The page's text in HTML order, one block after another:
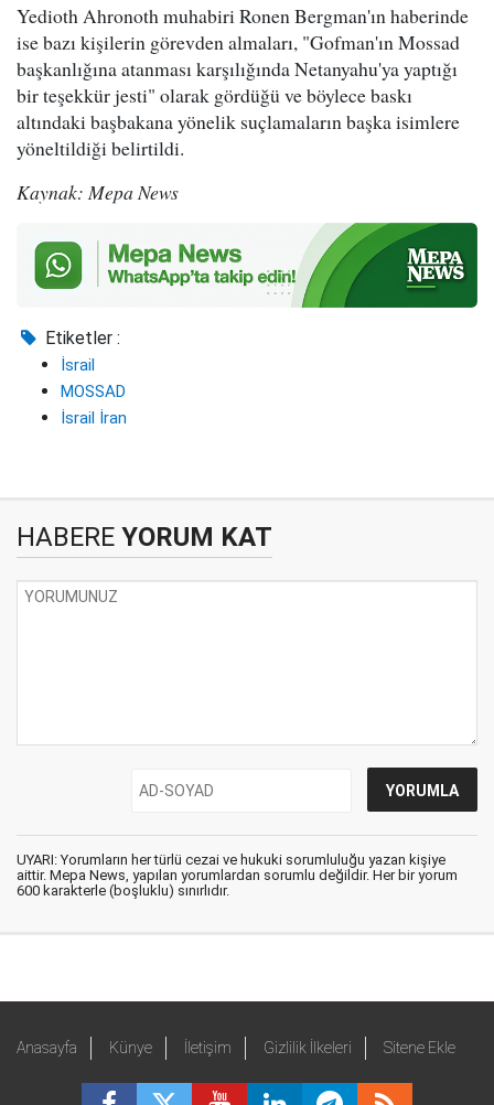
Yedioth Ahronoth muhabiri Ronen Bergman'ın haberinde
ise bazı kişilerin görevden almaları, "Gofman'ın Mossad
başkanlığına atanması karşılığında Netanyahu'ya yaptığı
bir teşekkür jesti" olarak gördüğü ve böylece baskı
altındaki başbakana yönelik suçlamaların başka isimlere
yöneltildiği belirtildi.
Kaynak: Mepa News
Etiketler :
İsrail
MOSSAD
İsrail İran
HABERE YORUM KAT
UYARI: Yorumların her türlü cezai ve hukuki sorumluluğu yazan kişiye
aittir. Mepa News, yapılan yorumlardan sorumlu değildir. Her bir yorum
600 karakterle (boşluklu) sınırlıdır.
Anasayfa Künye İletişim Gizlilik İlkeleri Sitene Ekle